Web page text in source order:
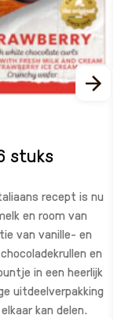
stuks
recept is nu
en room van
van vanille- en
en
in een heerlijk
uitdeelverpakking
kan delen.